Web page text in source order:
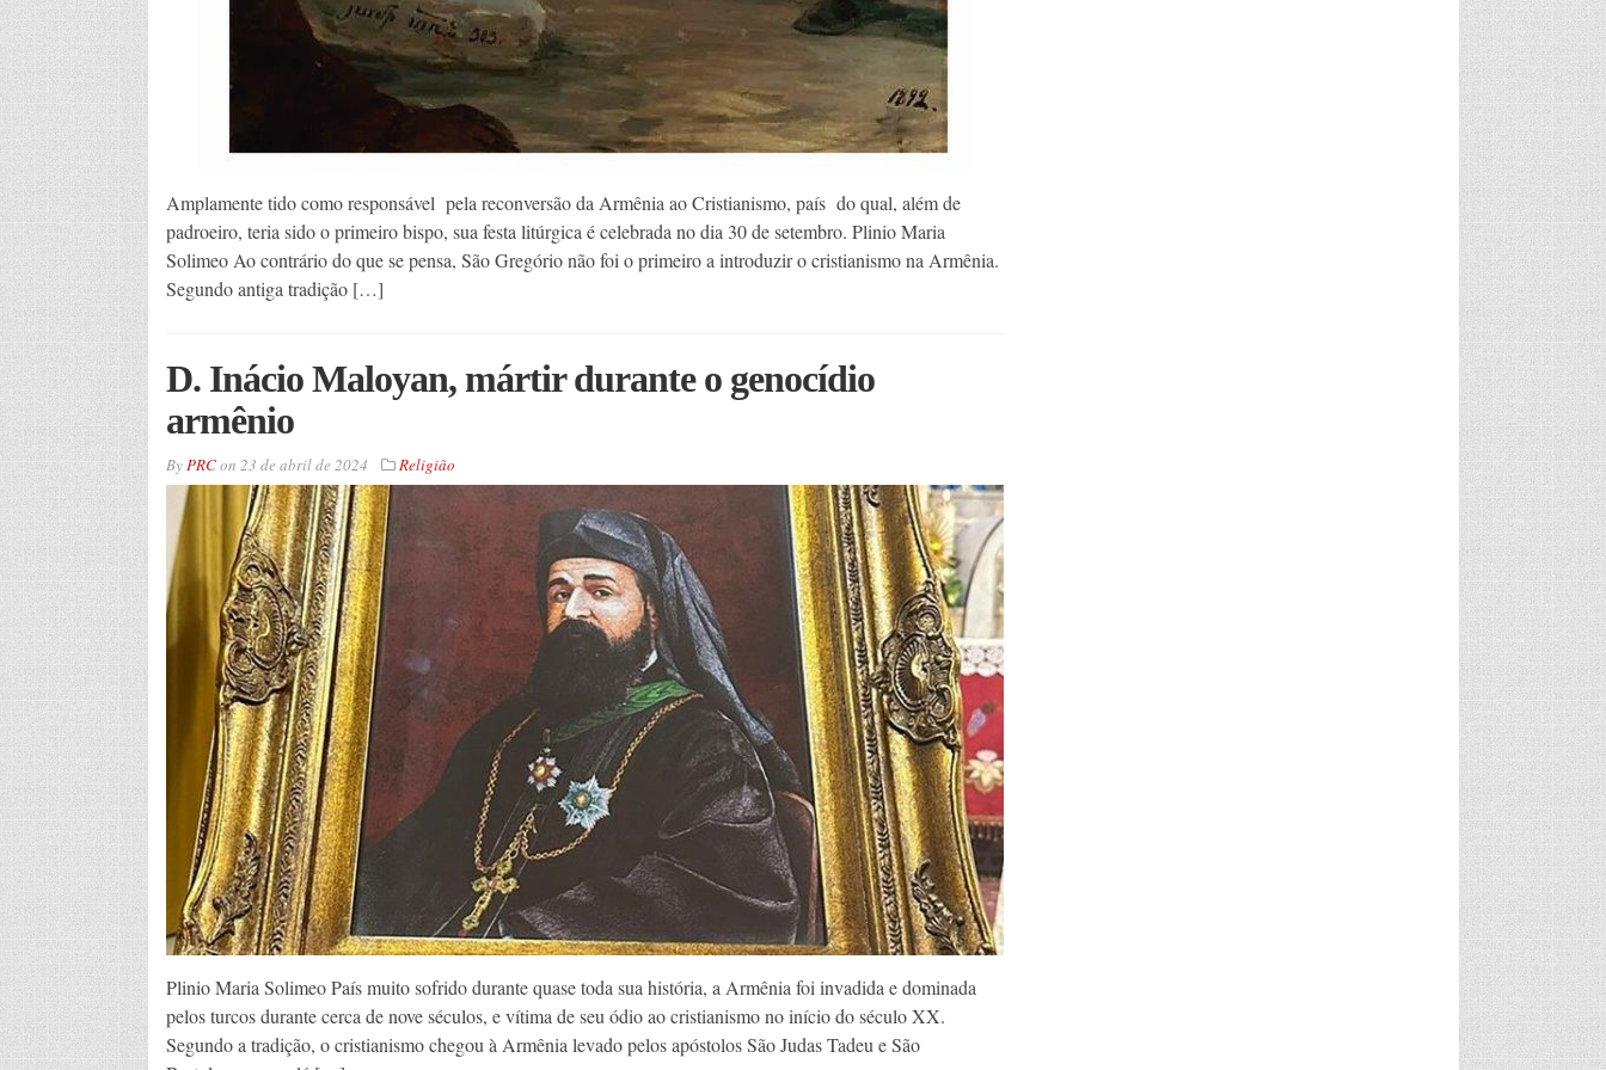
Amplamente tido como responsável pela reconversão da Armênia ao Cristianismo, país do qual, além de
padroeiro, teria sido o primeiro bispo, sua festa litúrgica é celebrada no dia 30 de setembro. Plinio Maria
Solimeo Ao contrário do que se pensa, São Gregório não foi o primeiro a introduzir o cristianismo na Armênia.
Segundo antiga tradição […]
D. Inácio Maloyan, mártir durante o genocídio
armênio
ByPRCon 23 de abril de 2024 Religião
Plinio Maria Solimeo País muito sofrido durante quase toda sua história, a Armênia foi invadida e dominada
pelos turcos durante cerca de nove séculos, e vítima de seu ódio ao cristianismo no início do século XX.
Segundo a tradição, o cristianismo chegou à Armênia levado pelos apóstolos São Judas Tadeu e São